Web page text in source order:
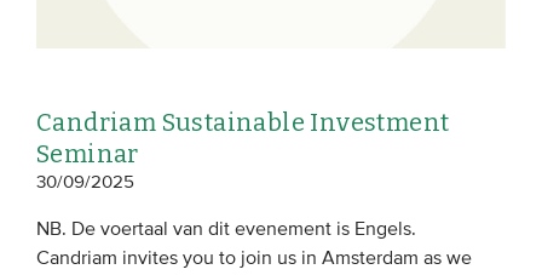
Candriam Sustainable Investment
Seminar
30/09/2025
NB. De voertaal van dit evenement is Engels.
Candriam invites you to join us in Amsterdam as we